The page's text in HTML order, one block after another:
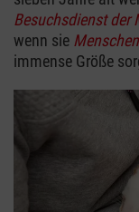
Besuchsdienst der
wenn sie
immense Größe